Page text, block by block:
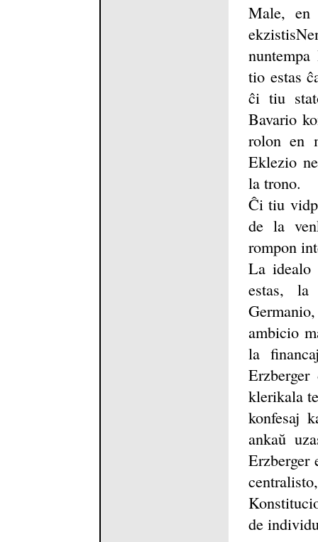
Male, en
tio estas
ĉi tiu
Bavario
rolon en
Eklezio
la trono.
Ĉi tiu
de la
rompon
La idealo
estas,
ambicio
la
klerikala
konfesaj
ankaŭ
Erzberger
de